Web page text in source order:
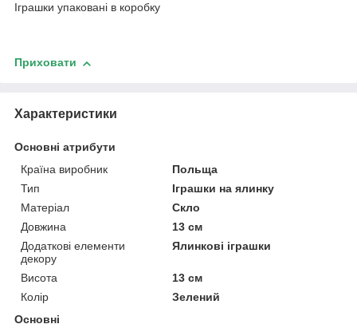
Іграшки упаковані в коробку
Приховати
Характеристики
Основні атрибути
Країна виробник
Польща
Тип
Іграшки на ялинку
Матеріал
Скло
Довжина
13 см
Додаткові елементи
декору
Ялинкові іграшки
Висота
13 см
Колір
Зелений
Основні